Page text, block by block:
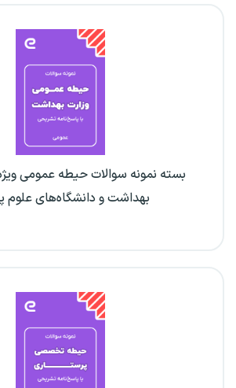
بسته نمونه سوالات حیطه عمومی
بهداشت و دانشگاه‌های علوم